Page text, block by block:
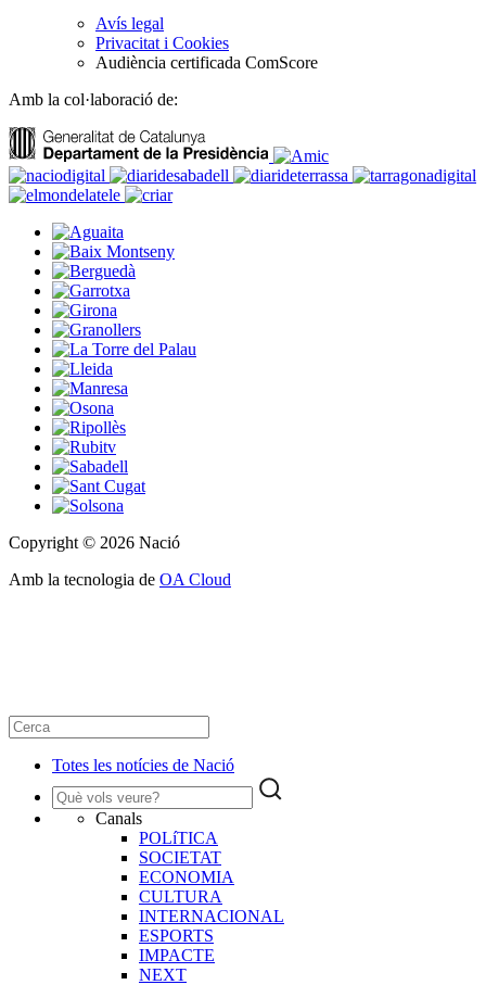
Avís legal
Privacitat i Cookies
Audiència certificada ComScore
Amb la col·laboració de:
Copyright © 2026 Nació
Amb la tecnologia de OA Cloud
Totes les notícies de Nació
Canals
POLíTICA
SOCIETAT
ECONOMIA
CULTURA
INTERNACIONAL
ESPORTS
IMPACTE
NEXT